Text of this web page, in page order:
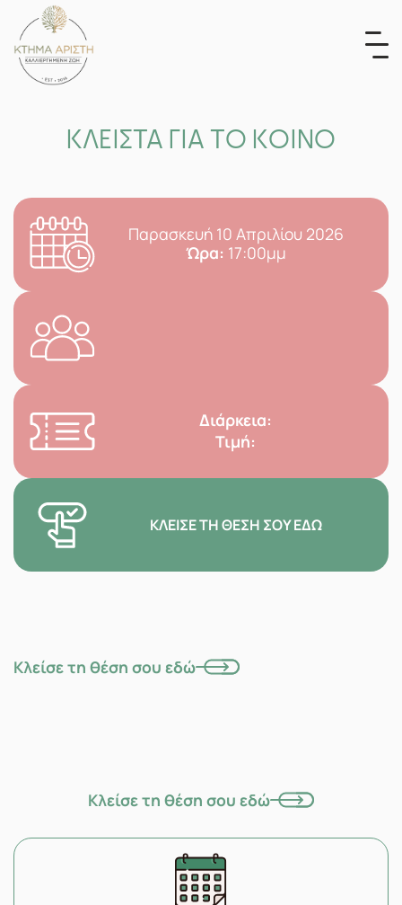
content
ΚΛΕΙΣΤΑ ΓΙΑ ΤΟ ΚΟΙΝΟ
Παρασκευή 10 Απριλίου 2026
Ώρα: 17:00μμ
Διάρκεια:
Τιμή:
ΚΛΕΊΣΕ ΤΗ ΘΈΣΗ ΣΟΥ ΕΔΏ
Κλείσε τη θέση σου εδώ
Κλείσε τη θέση σου εδώ